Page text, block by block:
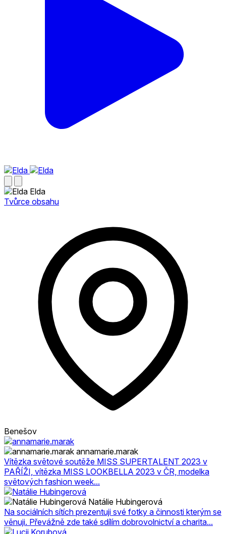
Elda
Tvůrce obsahu
Benešov
annamarie.marak
Vítězka světové soutěže MISS SUPERTALENT 2023 v
PAŘÍŽI, vítězka MISS LOOKBELLA 2023 v ČR, modelka
světových fashion week...
Natálie Hubingerová
Na sociálních sítích prezentuji své fotky a činnosti kterým se
věnuji. Převážně zde také sdílím dobrovolnictví a charita...